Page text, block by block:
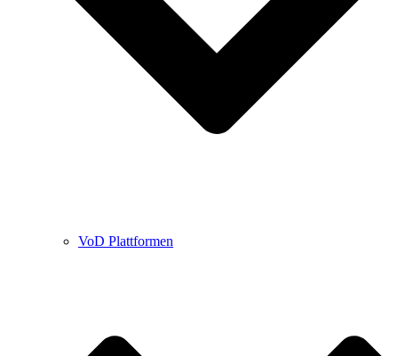
VoD Plattformen